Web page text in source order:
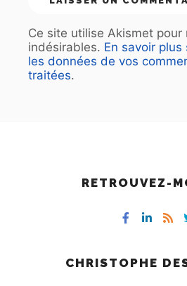
Ce site utilise Akismet pour
indésirables. En savoir
les données de vos
traitées.
RETROUVEZ-
CHRISTOPHE